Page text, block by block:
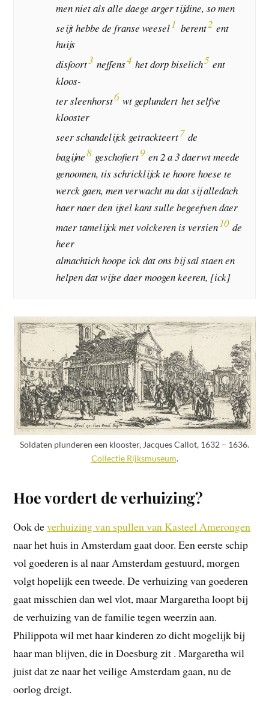
men niet als alle daege arger tijdine, so men
seijt hebbe de franse weesel1 berent2 ent
huijs
disfoort3 neffens4 het dorp biselich5 ent
kloos-
ter sleenhorst6 wt geplundert het selfve
klooster
seer schandelijck getrackteert7 de
bagijne8 geschofiert9 en 2 a 3 daerwt meede
genoomen, tis schricklijck te hoore hoese te
werck gaen, men verwacht nu dat sij alledach
haer naer den ijsel kant sulle begeefven daer
maer tamelijck met volckeren is versien10 de
heer
almachtich hoope ick dat ons bij sal staen en
helpen dat wijse daer moogen keeren, [ick]
Soldaten plunderen een klooster, Jacques Callot, 1632 – 1636.
Collectie Rijksmuseum.
Hoe vordert de verhuizing?
Ook deverhuizing van spullen van Kasteel Amerongen
naar het huis in Amsterdam gaat door. Een eerste schip
vol goederen is al naar Amsterdam gestuurd, morgen
volgt hopelijk een tweede. De verhuizing van goederen
gaat misschien dan wel vlot, maar Margaretha loopt bij
de verhuizing van de familie tegen weerzin aan.
Philippota wil met haar kinderen zo dicht mogelijk bij
haar man blijven, die in Doesburg zit . Margaretha wil
juist dat ze naar het veilige Amsterdam gaan, nu de
oorlog dreigt.